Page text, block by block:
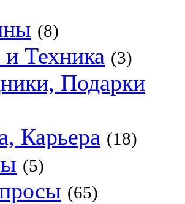
(8)
Техника (3)
Подарки
Карьера (18)
(5)
(65)